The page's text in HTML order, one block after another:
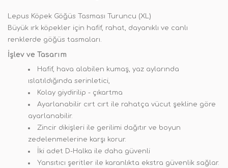
Lepus Köpek Göğüs Tasması Turuncu (XL)
Büyük ırk köpekler için hafif, rahat, dayanıklı ve canlı
renklerde göğüs tasmaları.
İşlev ve Tasarım
Hafif, hava alabilen kumaş, yaz aylarında
ıslatıldığında serinletici,
Kolay giydirilip - çıkartma
Ayarlanabilir cırt cırt ile rahatça vücut şekline göre
ayarlanabilir.
Zincir dikişleri ile gerilimi dağıtır ve boyun
zedelenmelerine karşı korur.
İki adet D-Halka ile daha güvenli
Yansıtıcı şeritler ile karanlıkta ekstra güvenlik sağlar.